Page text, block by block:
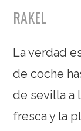
RAKEL
La verdad
de coche
de sevilla a
fresca y la